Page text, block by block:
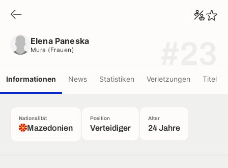
Elena Paneska
Mura (frauen)
Informationen News Statistiken Verletzungen Titel
Nationalität
Mazedonien
Position
Verteidiger
Alter
24 Jahre